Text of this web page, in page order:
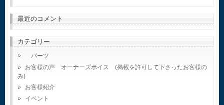
最近のコメント
カテゴリー
パーツ
お客様の声 オーナーズボイス (掲載を許可して下さったお客様の
み)
お客様紹介
イベント